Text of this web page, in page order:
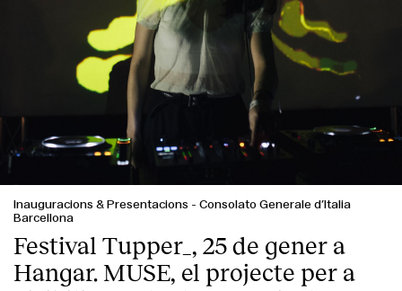
Inauguracions & Presentacions - Consolato Generale d’Italia
Barcellona
Festival Tupper_, 25 de gener a
Hangar. MUSE, el projecte per a